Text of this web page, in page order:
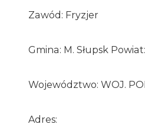
Zawód: Fryzjer
Gmina: M. Słupsk
Województwo: WOJ.
Adres: